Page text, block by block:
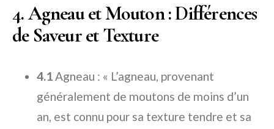
4. Agneau et Mouton : Différences
de Saveur et Texture
4.1Agneau : « L’agneau, provenant
généralement de moutons de moins d’un
an, est connu pour sa texture tendre et sa